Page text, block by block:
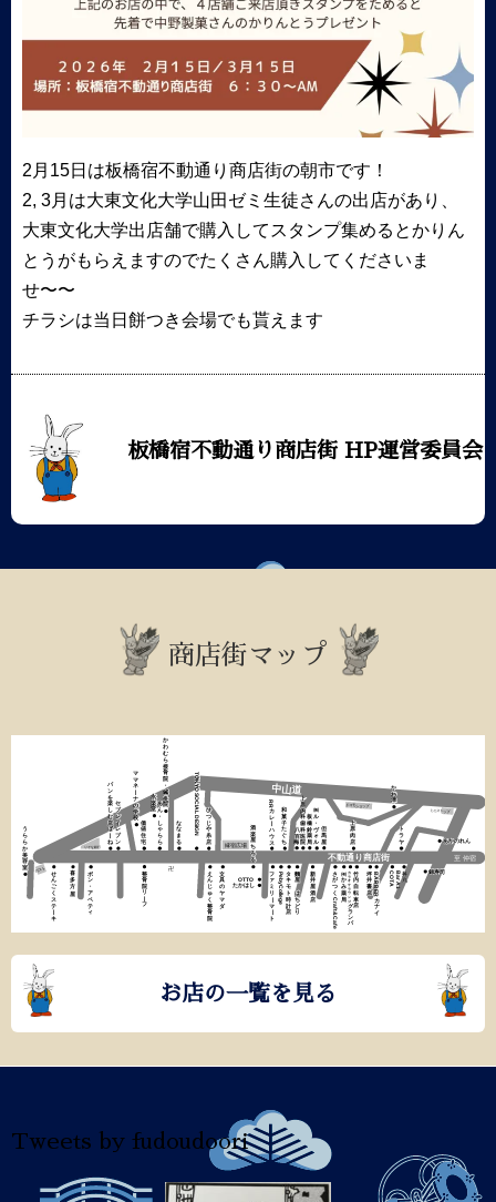
2月15日は板橋宿不動通り商店街の朝市です！
2, 3月は大東文化大学山田ゼミ生徒さんの出店があり、
大東文化大学出店舗で購入してスタンプ集めるとかりん
とうがもらえますのでたくさん購入してくださいま
せ〜〜
チラシは当日餅つき会場でも貰えます
板橋宿不動通り商店街 HP運営委員会
商店街マップ
お店の一覧を見る
Tweets by fudoudoori